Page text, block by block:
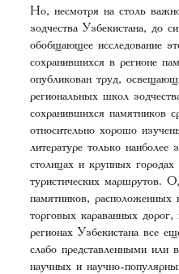
Но, несмотря на столь
зодчества Узбекистана, до
обобщающее исследование
сохранившихся в регионе
опубликован труд,
региональных школ
сохранившихся памятников
относительно хорошо
литературе только
столицах и крупных
туристических маршрутов.
памятников, расположенных
торговых караванных
регионах Узбекистана все
слабо представленными
научных и научно-